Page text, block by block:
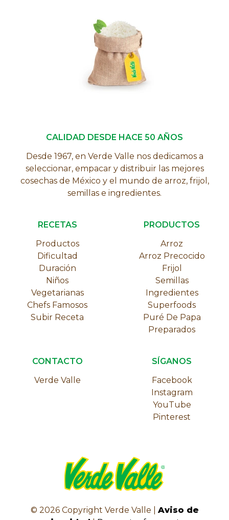
CALIDAD DESDE HACE 50 AÑOS
Desde 1967, en Verde Valle nos dedicamos a
seleccionar, empacar y distribuir las mejores
cosechas de México y el mundo de arroz, frijol,
semillas e ingredientes.
RECETAS
Productos
Dificultad
Duración
Niños
Vegetarianas
Chefs Famosos
Subir Receta
PRODUCTOS
Arroz
Arroz Precocido
Frijol
Semillas
Ingredientes
Superfoods
Puré De Papa
Preparados
CONTACTO
Verde Valle
SÍGANOS
Facebook
Instagram
YouTube
Pinterest
© 2026Copyright Verde Valle | Aviso de